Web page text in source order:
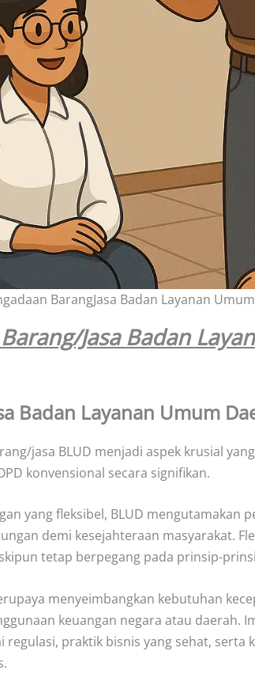
BarangJasa Badan Layanan
Jasa Badan
Badan Layanan Umum
jasa BLUD menjadi aspek krusial
konvensional secara signifikan.
yang fleksibel, BLUD mengutamakan
demi kesejahteraan masyarakat.
tetap berpegang pada prinsip-
menyeimbangkan kebutuhan
keuangan negara atau daerah.
regulasi, praktik bisnis yang sehat,